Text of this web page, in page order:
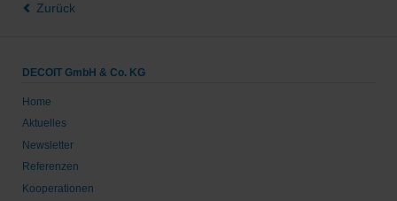
Zurück
DECOIT GmbH & Co. KG
Home
Aktuelles
Newsletter
Referenzen
Kooperationen